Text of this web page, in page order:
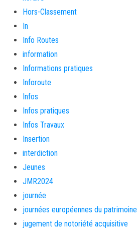
Hors-Classement
In
Info Routes
information
Informations pratiques
Inforoute
Infos
Infos pratiques
Infos Travaux
Insertion
interdiction
Jeunes
JMR2024
journée
journées européennes du patrimoine
jugement de notoriété acquisitive